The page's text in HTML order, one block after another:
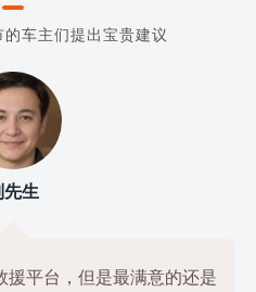
车主们提出宝贵建议
先生
援平台，但是最满意的还是